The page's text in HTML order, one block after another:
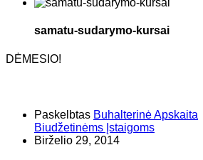
samatu-sudarymo-kursai
DĖMESIO!
Paskelbtas Buhalterinė Apskaita
Biudžetinėms Įstaigoms
Birželio 29, 2014